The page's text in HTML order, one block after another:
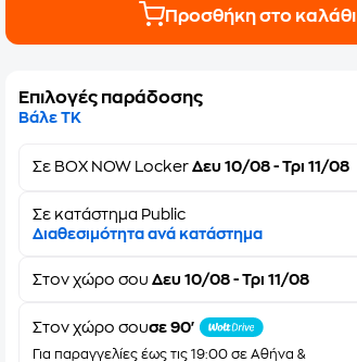
Προσθήκη στο καλάθι
Επιλογές παράδοσης
Βάλε ΤΚ
Σε BOX NOW Locker Δευ 10/08 - Τρι 11/08
Σε κατάστημα Public
Διαθεσιμότητα ανά κατάστημα
Στονχώρο σου Δευ 10/08 - Τρι 11/08
Στον χώρο σουσε 90'
Για παραγγελίες έως τις 19:00 σε Αθήνα &